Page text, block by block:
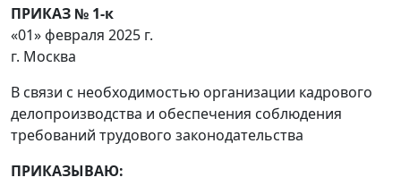
ПРИКАЗ № 1-к
«01» февраля 2025 г.
г. Москва
В связи с необходимостью организации кадрового
делопроизводства и обеспечения соблюдения
требований трудового законодательства
ПРИКАЗЫВАЮ: